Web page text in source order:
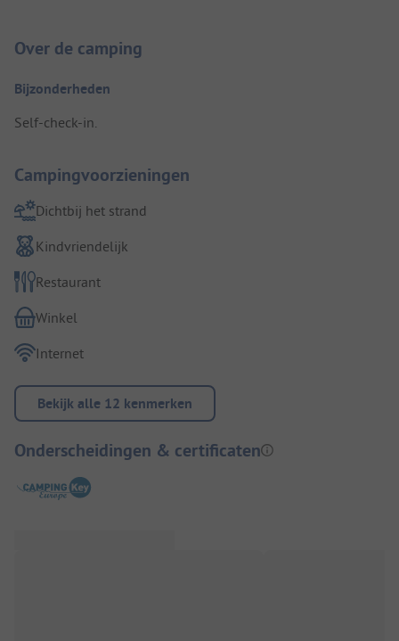
Over de camping
Bijzonderheden
Self-check-in.
Campingvoorzieningen
Dichtbij het strand
Kindvriendelijk
Restaurant
Winkel
Internet
Bekijk alle 12 kenmerken
Onderscheidingen & certificaten